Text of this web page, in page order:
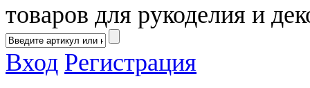
товаров для рукоделия и
Вход Регистрация